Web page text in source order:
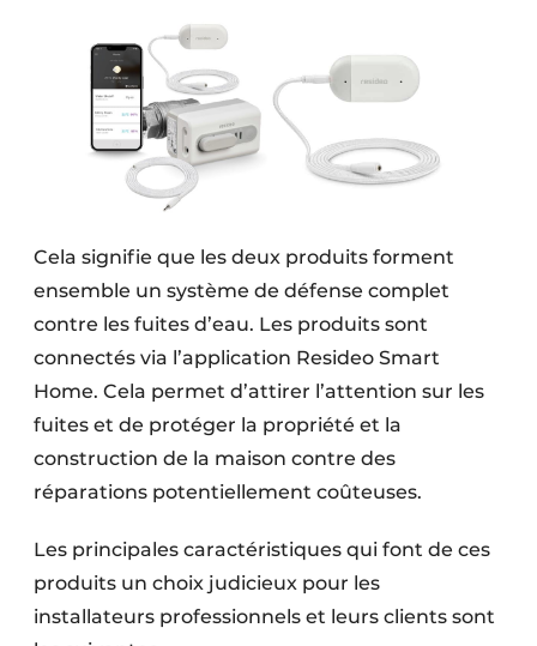
Cela signifie que les deux produits forment
ensemble un système de défense complet
contre les fuites d’eau. Les produits sont
connectés via l’application Resideo Smart
Home. Cela permet d’attirer l’attention sur les
fuites et de protéger la propriété et la
construction de la maison contre des
réparations potentiellement coûteuses.
Les principales caractéristiques qui font de ces
produits un choix judicieux pour les
installateurs professionnels et leurs clients sont